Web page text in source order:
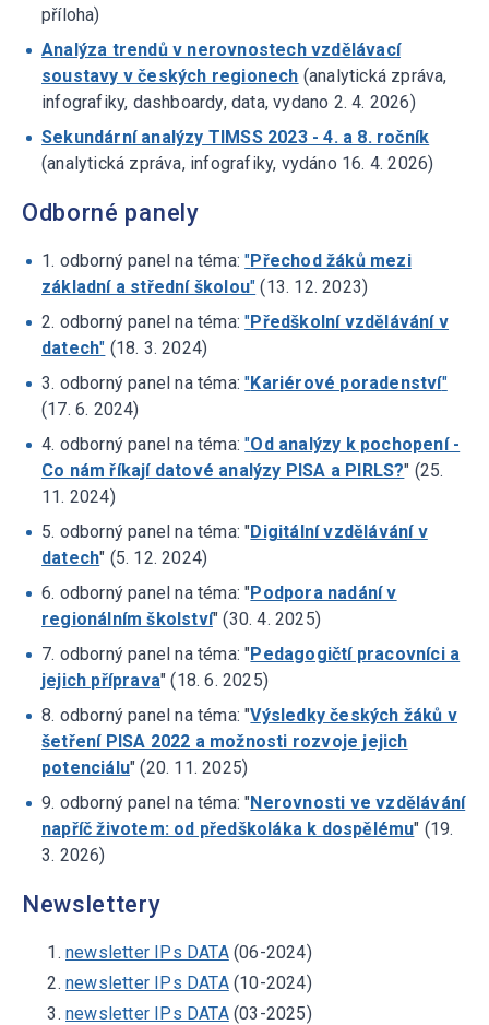
příloha)
Analýza trendů v nerovnostech vzdělávací
soustavy v českých regionech (analytická zpráva,
infografiky, dashboardy, data, vydano 2. 4. 2026)
Sekundární analýzy TIMSS 2023 - 4. a 8. ročník
(analytická zpráva, infografiky, vydáno 16. 4. 2026)
Odborné panely
1. odborný panel na téma:"Přechod žáků mezi
základní a střední školou" (13. 12. 2023)
2. odborný panel na téma:"Předškolní vzdělávání v
datech" (18. 3. 2024)
3. odborný panel na téma:"Kariérové poradenství"
(17. 6. 2024)
4. odborný panel na téma:"Od analýzy k pochopení -
Co nám říkají datové analýzy PISA a PIRLS?" (25.
11. 2024)
5. odborný panel na téma: "Digitální vzdělávání v
datech" (5. 12. 2024)
6. odborný panel na téma: "Podpora nadání v
regionálním školství" (30. 4. 2025)
7. odborný panel na téma: "Pedagogičtí pracovníci a
jejich příprava" (18. 6. 2025)
8. odborný panel na téma: "Výsledky českých žáků v
šetření PISA 2022 a možnosti rozvoje jejich
potenciálu" (20. 11. 2025)
9. odborný panel na téma: "Nerovnosti ve vzdělávání
napříč životem: od předškoláka k dospělému" (19.
3. 2026)
Newslettery
newsletter IPs DATA(06-2024)
newsletter IPs DATA(10-2024)
newsletter IPs DATA(03-2025)